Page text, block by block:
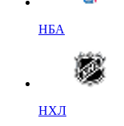
НБА
НХЛ